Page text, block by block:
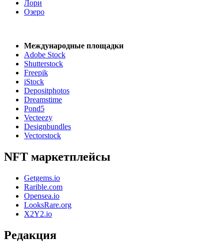
Лори
Озеро
Международные площадки
Adobe Stock
Shutterstock
Freepik
iStock
Depositphotos
Dreamstime
Pond5
Vecteezy
Designbundles
Vectorstock
NFT маркетплейсы
Getgems.io
Rarible.com
Opensea.io
LooksRare.org
X2Y2.io
Редакция